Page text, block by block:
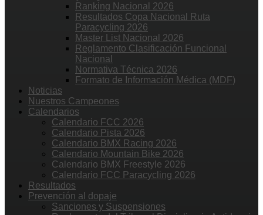
Ranking Nacional 2026
Resultados Copa Nacional Ruta
Paracycling 2026
Master List Nacional 2026
Reglamento Clasificación Funcional
Nacional
Normativa Técnica 2026
Formato de Información Médica (MDF)
Noticias
Nuestros Campeones
Calendarios
Calendario FCC 2026
Calendario Pista 2026
Calendario BMX Racing 2026
Calendario Mountain Bike 2026
Calendario BMX Freestyle 2026
Calendario FCC Paracycling 2026
Resultados
Prevención al dopaje
Sanciones y Suspensiones